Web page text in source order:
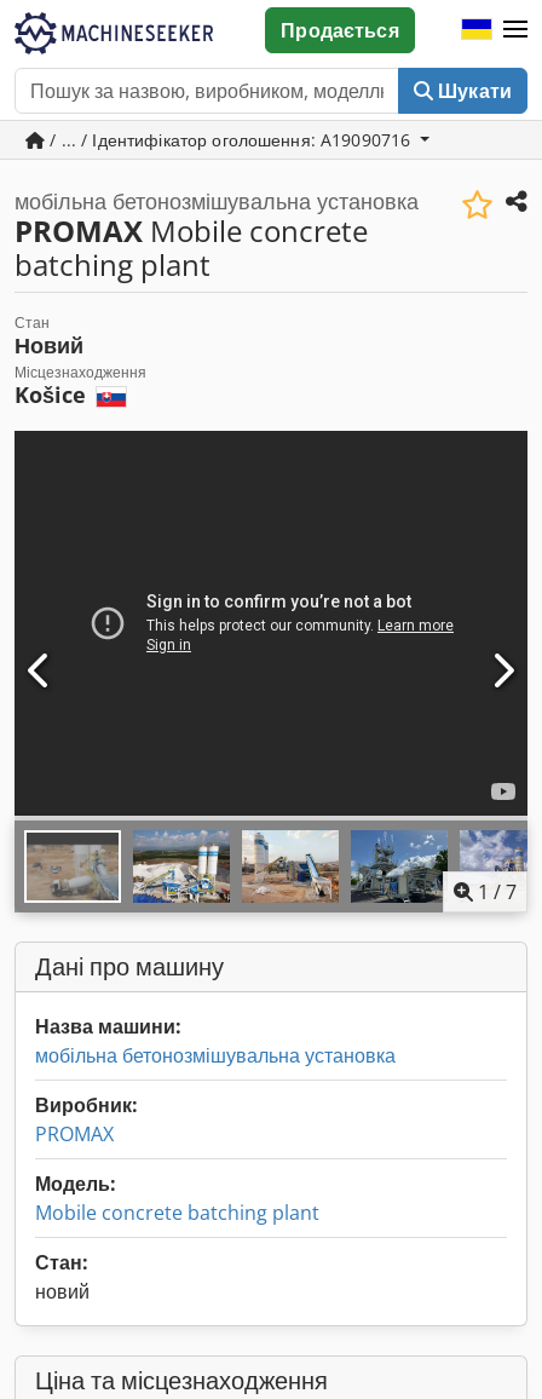
Шукати
Продається
/ ... / Ідентифікатор оголошення: A19090716
мобільна бетонозмішувальна установка
PROMAX Mobile concrete
batching plant
Стан
Новий
Місцезнаходження
Košice
1 /7
Дані про машину
Назва машини:
мобільна бетонозмішувальна установка
Виробник:
PROMAX
Модель:
Mobile concrete batching plant
Стан:
новий
Ціна та місцезнаходження